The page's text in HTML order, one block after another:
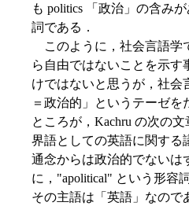
も politics 「政治」の含み
詞である．
このように，社会言語学
ら自由ではないことを示
けではないと思うが，社会
＝政治的」というテーゼを
ところが，Kachru の次の
界語としての英語に関する
通念からは政治的でないは
に，"apolitical" という形容
その主語は「英語」なので